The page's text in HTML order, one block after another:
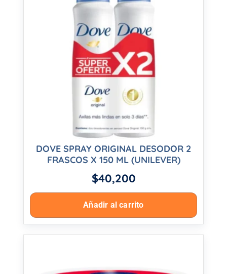
DOVE SPRAY ORIGINAL DESODOR 2
FRASCOS X 150 ML (UNILEVER)
$40,200
Añadir al carrito